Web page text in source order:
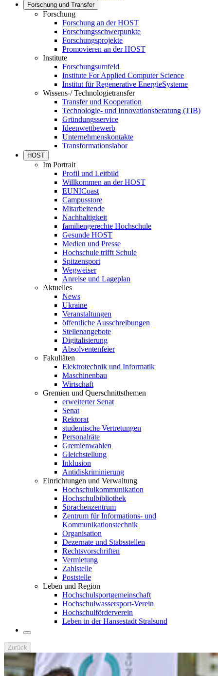
Forschung und Transfer
Forschung
Forschung an der HOST
Forschungsschwerpunkte
Forschungsprojekte
Promovieren an der HOST
Institute
Forschungsumfeld
Institute For Applied Computer Science
Institut für Regenerative EnergieSysteme
Wissens-/ Technologietransfer
Transfer und Kooperation
Technologie- und Innovationsberatung (TIB)
Gründungsservice
Ideenwettbewerb
Unternehmenskontakte
Transformationslabor
HOST
Im Portrait
Profil und Leitbild
Willkommen an der HOST
EUNICoast
Campusstore
Mitarbeitende
Nachhaltigkeit
familiengerechte Hochschule
Gesunde HOST
Medien und Presse
Hochschule trifft Schule
Spitzensport
Wegweiser
Anreise und Lageplan
Aktuelles
News
Ukraine
Veranstaltungen
öffentliche Ausschreibungen
Stellenangebote
Digitalisierung
Absolventenfeier
Fakultäten
Elektrotechnik und Informatik
Maschinenbau
Wirtschaft
Gremien und Querschnittsthemen
erweiterter Senat
Senat
Rektorat
studentische Vertretungen
Personalräte
Gremienwahlen
Gleichstellung
Inklusion
Antidiskriminierung
Einrichtungen und Verwaltung
Hochschulkommunikation
Hochschulbibliothek
Sprachenzentrum
Zentrum für Informations- und
Kommunikationstechnik
Organisation
Dezernate und Stabsstellen
Rechtsvorschriften
Vermietung
Zahlstelle
Poststelle
Leben und Region
Hochschulsportgemeinschaft
Hochschulwassersport-Verein
Hochschulförderverein
Leben in der Hansestadt Stralsund
Zurück